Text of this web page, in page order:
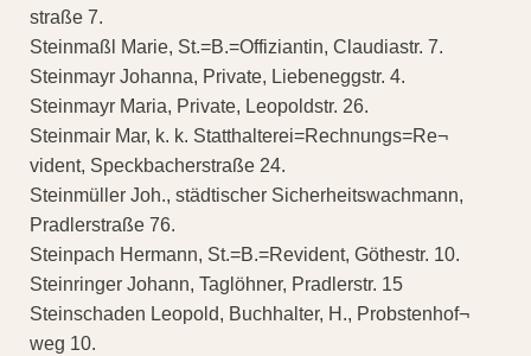
straße 7.
Steinmaßl Marie, St.=B.=Offiziantin, Claudiastr. 7.
Steinmayr Johanna, Private, Liebeneggstr. 4.
Steinmayr Maria, Private, Leopoldstr. 26.
Steinmair Mar, k. k. Statthalterei=Rechnungs=Re¬
vident, Speckbacherstraße 24.
Steinmüller Joh., städtischer Sicherheitswachmann,
Pradlerstraße 76.
Steinpach Hermann, St.=B.=Revident, Göthestr. 10.
Steinringer Johann, Taglöhner, Pradlerstr. 15
Steinschaden Leopold, Buchhalter, H., Probstenhof¬
weg 10.